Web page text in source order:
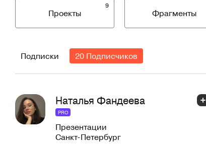
9
Проекты Фрагменты
Подписки 20 Подписчиков
Наталья Фандеева
PRO
Презентации
Санкт-Петербург